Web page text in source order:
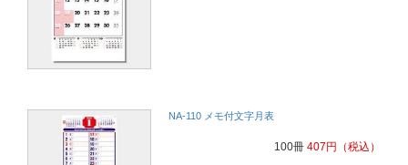
NA-110 メモ付文字月表
100冊 407 円 （税込）